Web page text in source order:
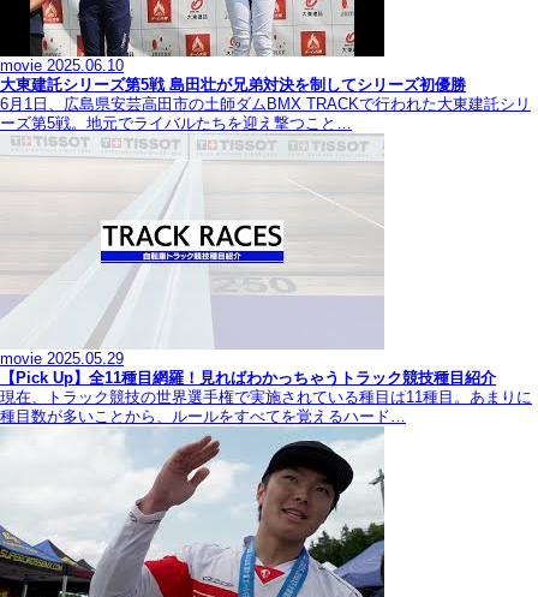
movie 2025.06.10
大東建託シリーズ第5戦 島田壮が兄弟対決を制してシリーズ初優勝
6月1日、広島県安芸高田市の土師ダムBMX TRACKで行われた大東建託シリ
ーズ第5戦。地元でライバルたちを迎え撃つこと…
movie 2025.05.29
【Pick Up】全11種目網羅！見ればわかっちゃうトラック競技種目紹介
現在、トラック競技の世界選手権で実施されている種目は11種目。あまりに
種目数が多いことから、ルールをすべてを覚えるハード…